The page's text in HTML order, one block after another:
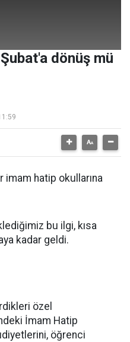
dönüş mü
hatip okullarına
bu ilgi, kısa
kadar geldi.
özel
İmam Hatip
öğrenci